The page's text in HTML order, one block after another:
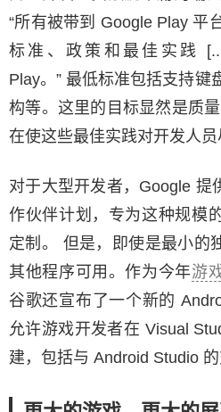
“所有被带到 Google Play 平
标准、政策和最佳实践
Play。” 最低标准包括支持键
构等。这里的目标显然是质
在使这些最佳实践对开发人员
对于大型开发者，Google 提
作伙伴计划，专为这种规模
定制。 但是，即使是最小的
其他程序可用。作为今年游
谷歌还宣布了一个新的
允许游戏开发者在 Visual
建，包括与 Android Studio 的